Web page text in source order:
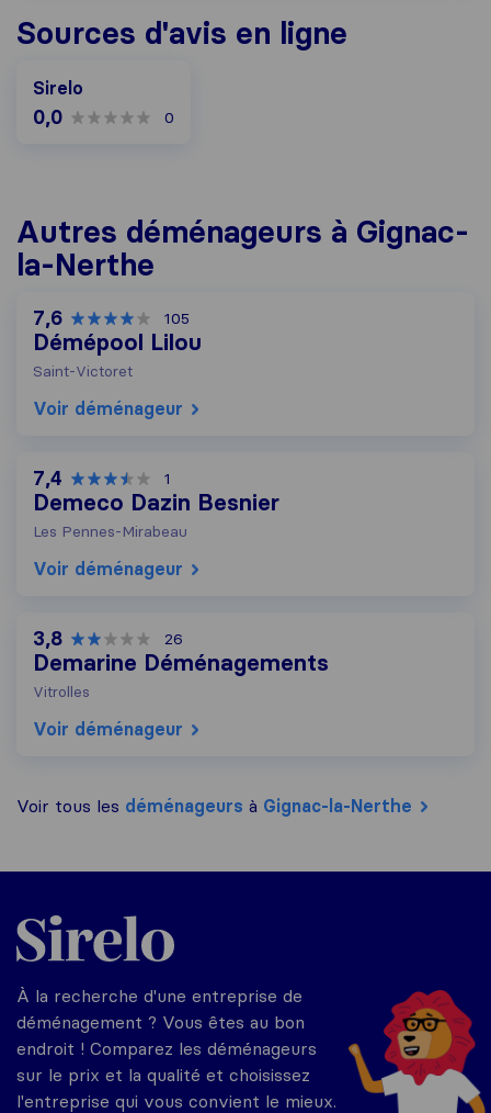
Sources d'avis en ligne
Sirelo
0,0 0
Autres déménageurs à Gignac-
la-Nerthe
7,6 105
Démépool Lilou
Saint-Victoret
Voir déménageur
7,4 1
Demeco Dazin Besnier
Les Pennes-Mirabeau
Voir déménageur
3,8 26
Demarine Déménagements
Vitrolles
Voir déménageur
Voir tous les déménageurs à Gignac-la-Nerthe
Sirelo.fr
À la recherche d'une entreprise de
déménagement ? Vous êtes au bon
endroit ! Comparez les déménageurs
sur le prix et la qualité et choisissez
l'entreprise qui vous convient le mieux.